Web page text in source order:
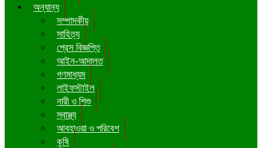
অন্যান্য
সম্পাদকীয়
সাহিত্য
প্রেস বিজ্ঞপ্তি
আইন-আদালত
গণমাধ্যম
লাইফস্টাইল
নারী ও শিশু
স্বাস্থ্য
আবহাওয়া ও পরিবেশ
কৃষি